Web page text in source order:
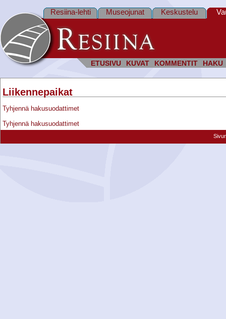
ETUSIVU KUVAT KOMMENTIT HAKU
Resiina-lehti Museojunat Keskustelu
Liikennepaikat
Tyhjennä hakusuodattimet
Tyhjennä hakusuodattimet